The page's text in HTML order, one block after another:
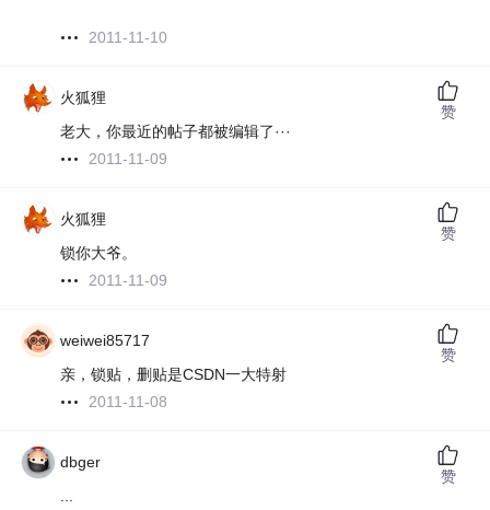
2011-11-10
火狐狸
老大，你最近的帖子都被编辑了···
2011-11-09
赞
火狐狸
锁你大爷。
2011-11-09
赞
weiwei85717
亲，锁贴，删贴是CSDN一大特射
2011-11-08
赞
dbger
...
赞